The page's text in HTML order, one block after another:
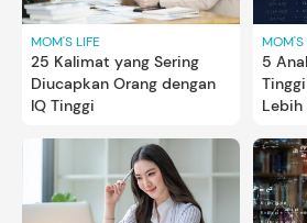
MOM'S LIFE
25 Kalimat yang Sering
Diucapkan Orang dengan
IQ Tinggi
MOM'S
5